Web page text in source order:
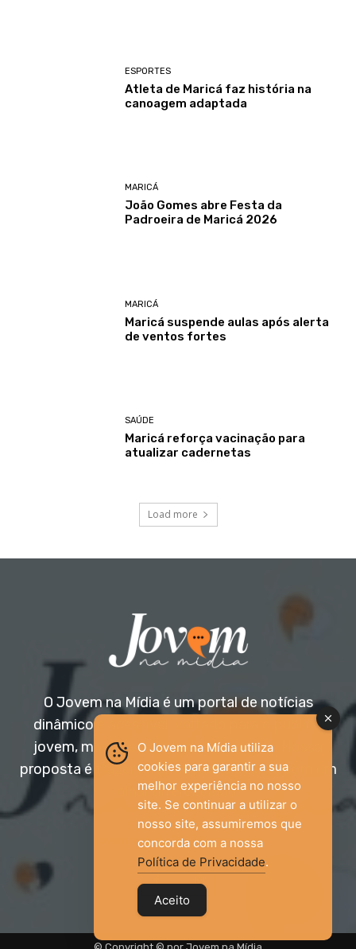
ESPORTES
Atleta de Maricá faz história na
canoagem adaptada
MARICÁ
João Gomes abre Festa da
Padroeira de Maricá 2026
MARICÁ
Maricá suspende aulas após alerta
de ventos fortes
SAÚDE
Maricá reforça vacinação para
atualizar cadernetas
Load more
O Jovem na Mídia é um portal de notícias
dinâmico e acessível, voltado para o público
jovem, mas aberto a todas as idades. Nossa
proposta é trazer informação relevante com um
olhar diferenciado.
Entre em contato:
jovemnamidia2017@gmail.com
O Jovem na Mídia utiliza
cookies para garantir a sua
melhor experiência no nosso
site. Se continuar a utilizar o
nosso site, assumiremos que
concorda com a nossa
Política de Privacidade.
Aceito